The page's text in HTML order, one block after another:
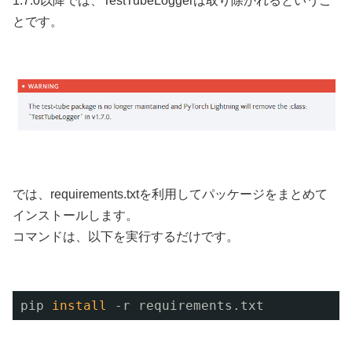
とです。
では、requirements.txtを利用してパッケージをまとめて
インストールします。
コマンドは、以下を実行するだけです。
pip install -r requirements.txt